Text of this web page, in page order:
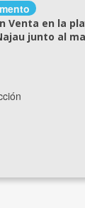
Venta en la
junto al